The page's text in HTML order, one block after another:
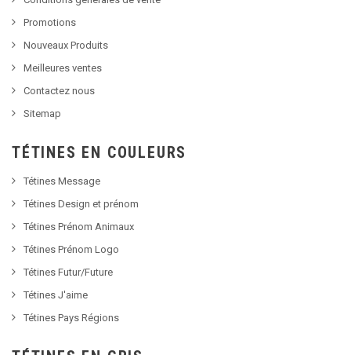
Promotions
Nouveaux Produits
Meilleures ventes
Contactez nous
Sitemap
TÉTINES EN COULEURS
Tétines Message
Tétines Design et prénom
Tétines Prénom Animaux
Tétines Prénom Logo
Tétines Futur/Future
Tétines J'aime
Tétines Pays Régions